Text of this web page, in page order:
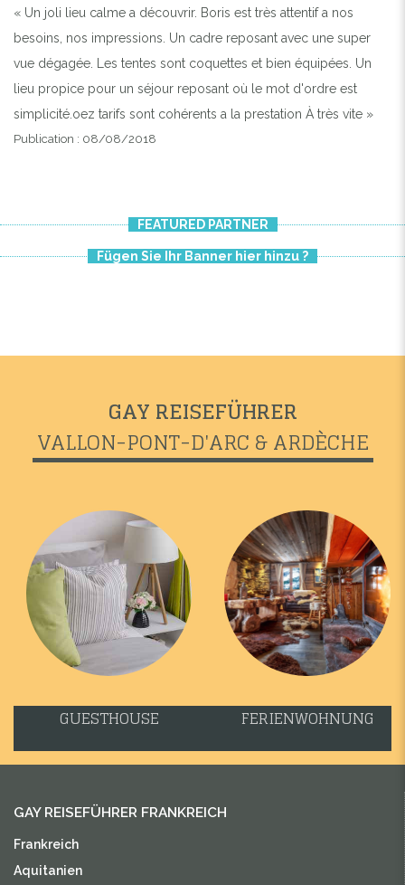
« Un joli lieu calme a découvrir. Boris est très attentif a nos
besoins, nos impressions. Un cadre reposant avec une super
vue dégagée. Les tentes sont coquettes et bien équipées. Un
lieu propice pour un séjour reposant où le mot d'ordre est
simplicité.oez tarifs sont cohérents a la prestation À très vite »
Publication : 08/08/2018
FEATURED PARTNER
Fügen Sie Ihr Banner hier hinzu ?
GAY REISEFÜHRER
VALLON-PONT-D'ARC & ARDÈCHE
GUESTHOUSE FERIENWOHNUNG
GAY REISEFÜHRER FRANKREICH
Frankreich
Aquitanien